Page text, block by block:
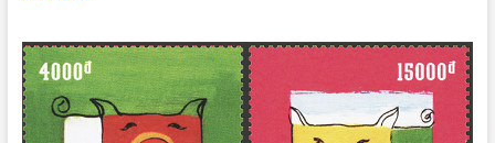
昆
卡
京
国